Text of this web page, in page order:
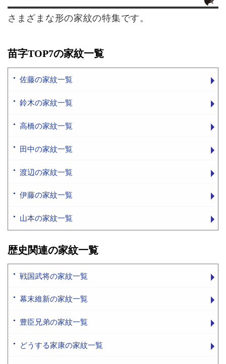
さまざまな形の家紋の特集です。
苗字TOP7の家紋一覧
佐藤の家紋一覧
鈴木の家紋一覧
高橋の家紋一覧
田中の家紋一覧
渡辺の家紋一覧
伊藤の家紋一覧
山本の家紋一覧
歴史関連の家紋一覧
戦国武将の家紋一覧
幕末維新の家紋一覧
豊臣兄弟の家紋一覧
どうする家康の家紋一覧